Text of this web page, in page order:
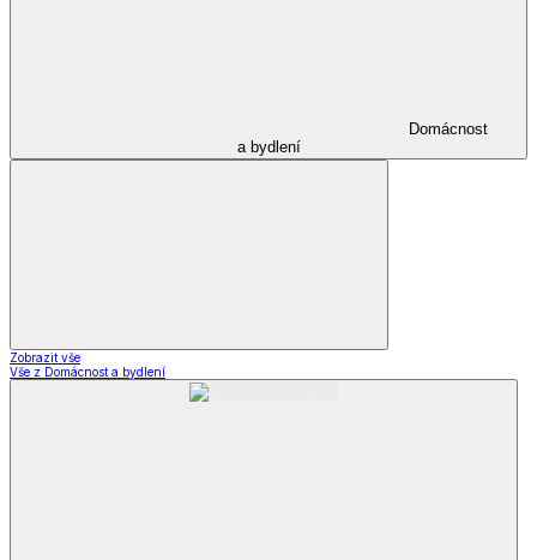
Domácnost
a bydlení
Zobrazit vše
Vše z Domácnost a bydlení